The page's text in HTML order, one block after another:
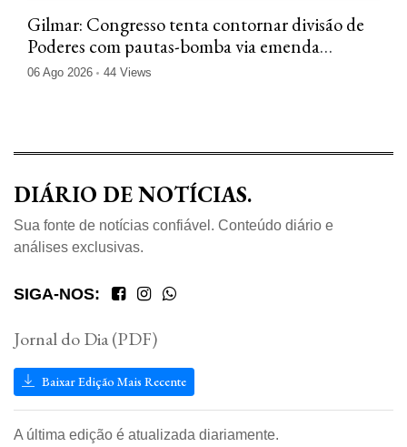
Gilmar: Congresso tenta contornar divisão de
Poderes com pautas-bomba via emenda
constitucional
06 Ago 2026 44 Views
DIÁRIO DE NOTÍCIAS.
Sua fonte de notícias confiável. Conteúdo diário e
análises exclusivas.
SIGA-NOS:
Jornal do Dia (PDF)
Baixar Edição Mais Recente
A última edição é atualizada diariamente.